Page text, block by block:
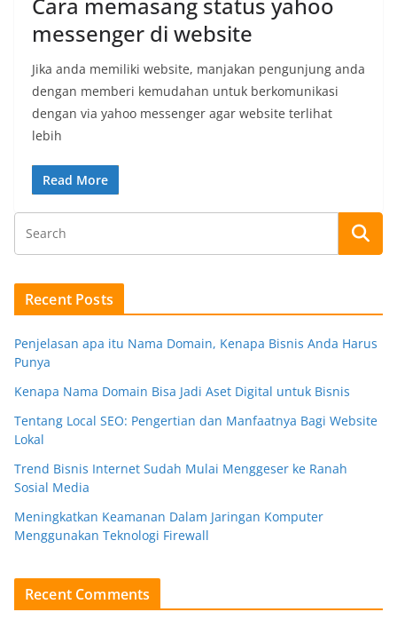
Cara memasang status yahoo
messenger di website
Jika anda memiliki website, manjakan pengunjung anda
dengan memberi kemudahan untuk berkomunikasi
dengan via yahoo messenger agar website terlihat
lebih
Read More
Recent Posts
Penjelasan apa itu Nama Domain, Kenapa Bisnis Anda Harus
Punya
Kenapa Nama Domain Bisa Jadi Aset Digital untuk Bisnis
Tentang Local SEO: Pengertian dan Manfaatnya Bagi Website
Lokal
Trend Bisnis Internet Sudah Mulai Menggeser ke Ranah
Sosial Media
Meningkatkan Keamanan Dalam Jaringan Komputer
Menggunakan Teknologi Firewall
Recent Comments